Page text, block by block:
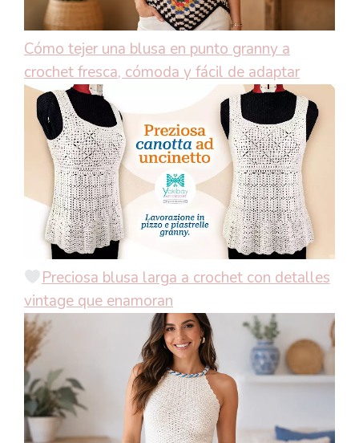
Cómo tejer una blusa en punto granny a
crochet fresca, cómoda y fácil de adaptar
Preciosa blusa larga a crochet con detalles
vintage que enamoran